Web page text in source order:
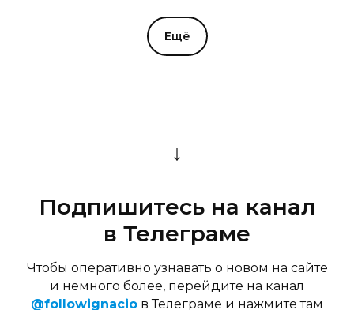
Ещё
↓
Подпишитесь на канал
в Телеграме
Чтобы оперативно узнавать о новом на сайте
и немного более, перейдите на канал
@followignacio в Телеграме и нажмите там